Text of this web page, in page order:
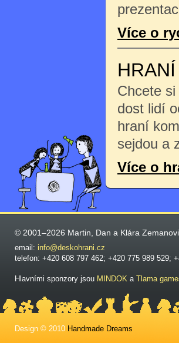
Více o
Chcete
dost lidí
hraní
sejdou a
Více o
© 2001–2026 Martin, Dan a Klára
email: info@deskohrani.cz
telefon: +420 608 797 462; +420 775 989 529;
Hlavními sponzory jsou MINDOK a Tlama
Design © 2010 Handmade Dreams